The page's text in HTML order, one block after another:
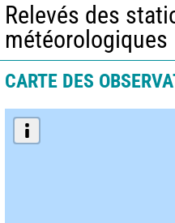
Relevés des
météorologiques
CARTE DES